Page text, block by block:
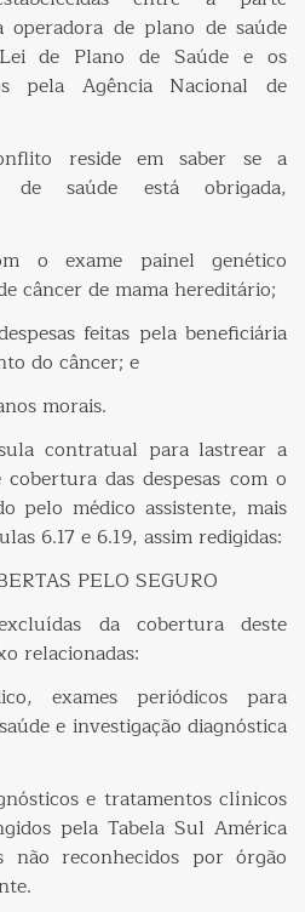
de plano de saúde
de Plano de Saúde e os
pela Agência Nacional de
reside em saber se a
saúde está obrigada,
o exame painel genético
câncer de mama hereditário;
feitas pela beneficiária
do câncer; e
morais.
contratual para lastrear a
das despesas com o
pelo médico assistente, mais
6.17 e 6.19, assim redigidas:
PELO SEGURO
da cobertura deste
relacionadas:
exames periódicos para
e investigação diagnóstica
e tratamentos clínicos
pela Tabela Sul América
não reconhecidos por órgão